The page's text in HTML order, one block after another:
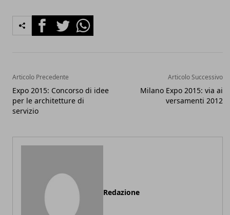
FacebookTwitterWhatsapp
Articolo Precedente
Expo 2015: Concorso di idee
per le architetture di
servizio
Articolo Successivo
Milano Expo 2015: via ai
versamenti 2012
Redazione